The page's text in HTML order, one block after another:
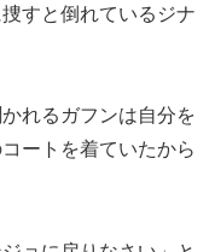
すと倒れているジナ
れるガフンは自分を
ートを着ていたから